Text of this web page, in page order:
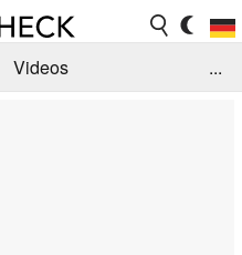
Videos
...